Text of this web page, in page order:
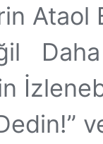
Ataol